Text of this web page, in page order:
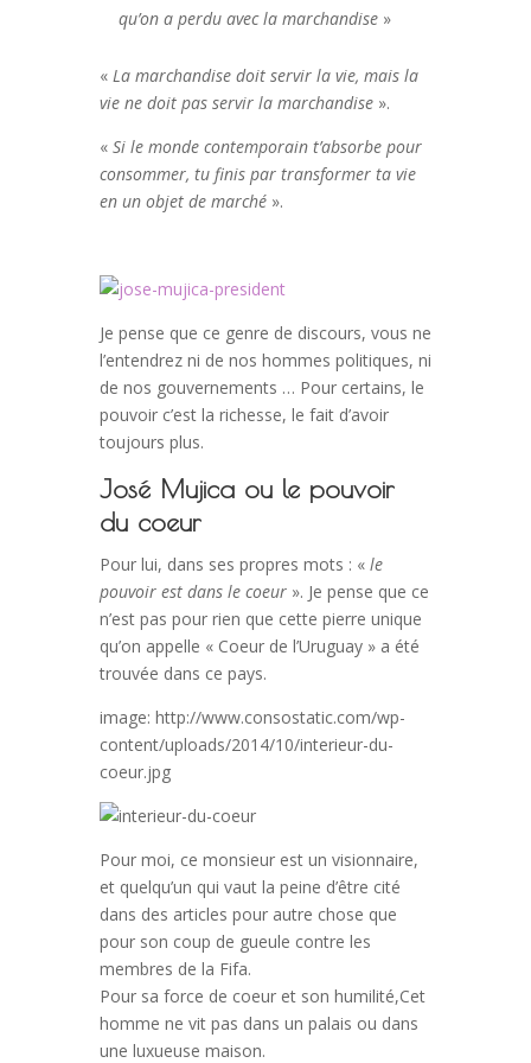
qu’on a perdu avec la marchandise »
« La marchandise doit servir la vie, mais la
vie ne doit pas servir la marchandise ».
« Si le monde contemporain t’absorbe pour
consommer, tu finis par transformer ta vie
en un objet de marché ».
Je pense que ce genre de discours, vous ne
l’entendrez ni de nos hommes politiques, ni
de nos gouvernements … Pour certains, le
pouvoir c’est la richesse, le fait d’avoir
toujours plus.
José Mujica ou le pouvoir
du coeur
Pour lui, dans ses propres mots : « le
pouvoir est dans le coeur ». Je pense que ce
n’est pas pour rien que cette pierre unique
qu’on appelle « Coeur de l’Uruguay » a été
trouvée dans ce pays.
image: http://www.consostatic.com/wp-
content/uploads/2014/10/interieur-du-
coeur.jpg
Pour moi, ce monsieur est un visionnaire,
et quelqu’un qui vaut la peine d’être cité
dans des articles pour autre chose que
pour son coup de gueule contre les
membres de la Fifa.
Pour sa force de coeur et son humilité,Cet
homme ne vit pas dans un palais ou dans
une luxueuse maison.